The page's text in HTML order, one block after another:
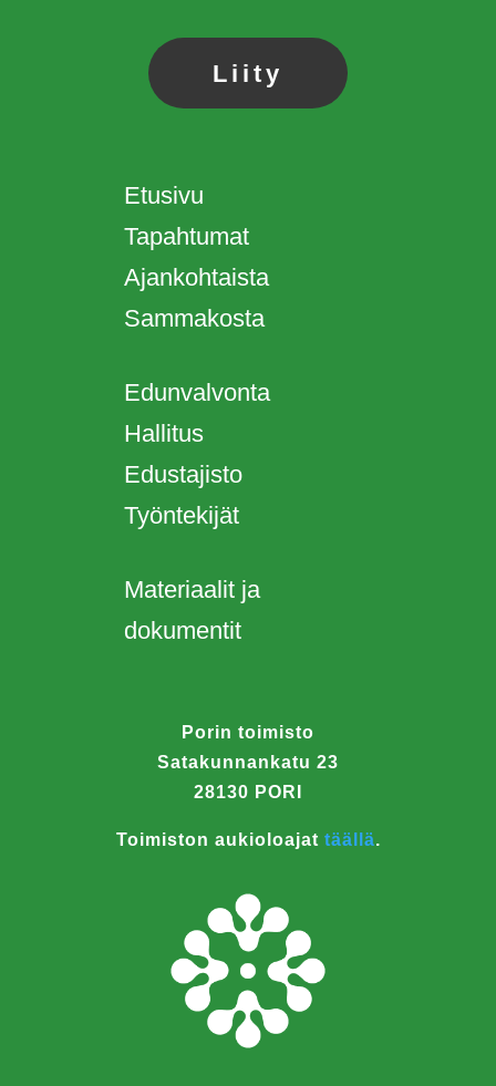
Liity
Etusivu
Tapahtumat
Ajankohtaista
Sammakosta
Edunvalvonta
Hallitus
Edustajisto
Työntekijät
Materiaalit ja
dokumentit
Porin toimisto
Satakunnankatu 23
28130 PORI
Toimiston aukioloajat täällä.